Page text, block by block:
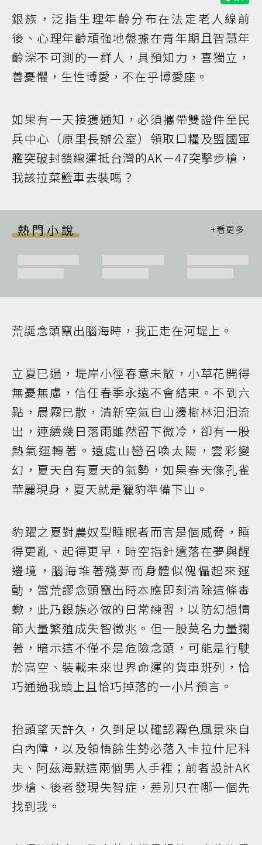
銀族，泛指生理年齡分布在法定老人線前
後、心理年齡頑強地盤據在青年期且智慧年
齡深不可測的一群人，具預知力，喜獨立，
善憂懼，生性博愛，不在乎博愛座。
如果有一天接獲通知，必須攜帶雙證件至民
兵中心（原里長辦公室）領取口糧及盟國軍
艦突破封鎖線運抵台灣的AK－47突擊步槍，
我該拉菜籃車去裝嗎？
熱門小說
荒誕念頭竄出腦海時，我正走在河堤上。
立夏已過，堤岸小徑春意未散，小草花開得
無憂無慮，信任春季永遠不會結束。不到六
點，晨霧已散，清新空氣自山邊樹林汩汩流
出，連續幾日落雨雖然留下微冷，卻有一股
熱氣運轉著。遠處山巒召喚太陽，雲彩變
幻，夏天自有夏天的氣勢，如果春天像孔雀
華麗現身，夏天就是獵豹準備下山。
豹躍之夏對農奴型睡眠者而言是個威脅，睡
得更亂、起得更早，時空指針遺落在夢與醒
邊境，腦海堆著殘夢而身體似傀儡起來運
動，當荒謬念頭竄出時本應即刻清除這條毒
蠍，此乃銀族必做的日常練習，以防幻想情
節大量繁殖成失智徵兆。但一股莫名力量攔
著，暗示這不僅不是危險念頭，可能是行駛
於高空、裝載未來世界命運的貨車班列，恰
巧通過我頭上且恰巧掉落的一小片預言。
抬頭望天許久，久到足以確認霧色風景來自
白內障，以及領悟餘生勢必落入卡拉什尼科
夫、阿茲海默這兩個男人手裡；前者設計AK
步槍、後者發現失智症，差別只在哪一個先
找到我。